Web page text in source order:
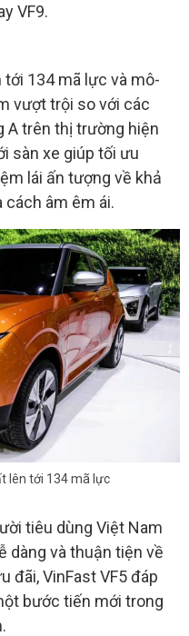
VF9.
tới 134 mã lực và mô-
vượt trội so với các
A trên thị trường hiện
sàn xe giúp tối ưu
lái ấn tượng về khả
cách âm êm ái.
lên tới 134 mã lực
tiêu dùng Việt Nam
dàng và thuận tiện về
đãi, VinFast VF5 đáp
bước tiến mới trong